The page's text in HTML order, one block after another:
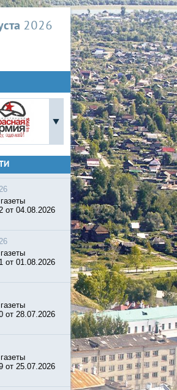
2026
от 04.08.2026
от 01.08.2026
от 28.07.2026
от 25.07.2026